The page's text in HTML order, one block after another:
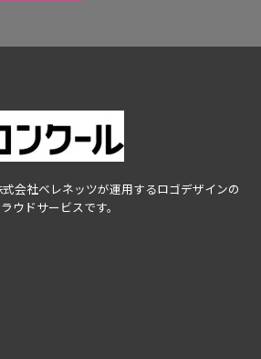
会社ベレネッツが運用するロゴデザインの
ウドサービスです。